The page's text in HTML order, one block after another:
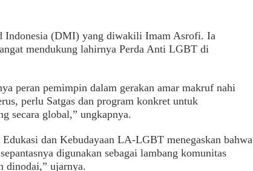
Indonesia (DMI) yang diwakili Imam Asrofi. Ia
mendukung lahirnya Perda Anti LGBT di
peran pemimpin dalam gerakan amar makruf nahi
perlu Satgas dan program konkret untuk
secara global,” ungkapnya.
dan Kebudayaan LA-LGBT menegaskan bahwa
digunakan sebagai lambang komunitas
dinodai,” ujarnya.